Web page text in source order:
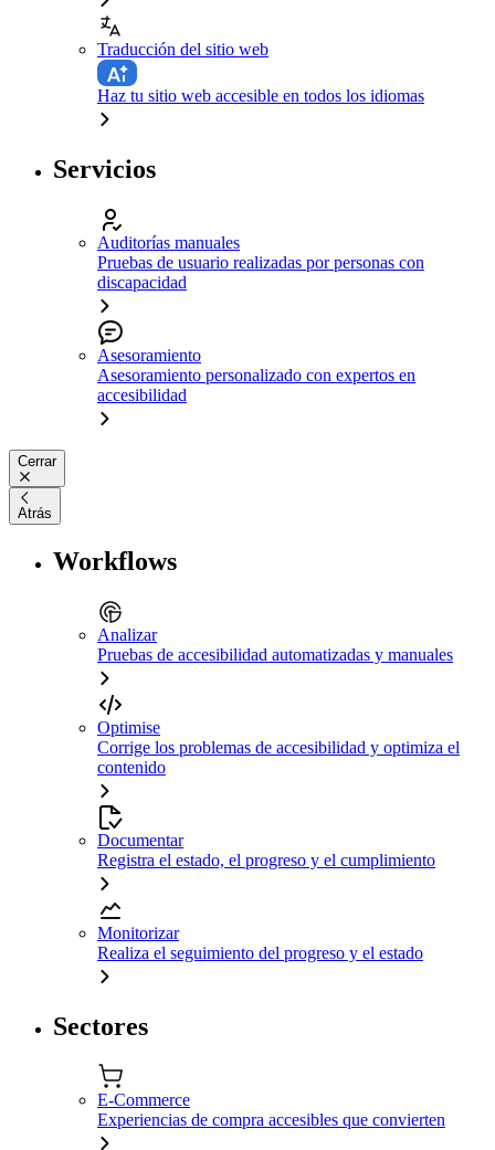
Traducción del sitio web
Haz tu sitio web accesible en todos los idiomas
Servicios
Auditorías manuales
Pruebas de usuario realizadas por personas con
discapacidad
Asesoramiento
Asesoramiento personalizado con expertos en
accesibilidad
Cerrar
Atrás
Workflows
Analizar
Pruebas de accesibilidad automatizadas y manuales
Optimise
Corrige los problemas de accesibilidad y optimiza el
contenido
Documentar
Registra el estado, el progreso y el cumplimiento
Monitorizar
Realiza el seguimiento del progreso y el estado
Sectores
E-Commerce
Experiencias de compra accesibles que convierten